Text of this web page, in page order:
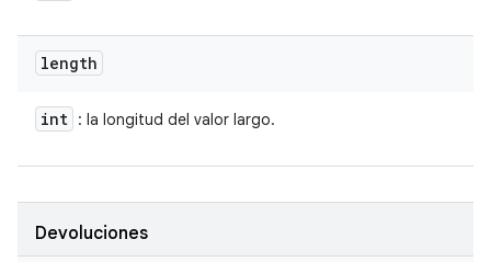
length
int : la longitud del valor largo.
Devoluciones